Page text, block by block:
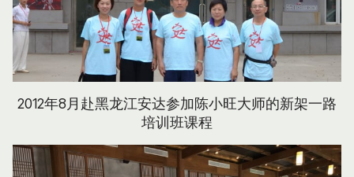
2012年8月赴黑龙江安达参加陈小旺大师的新架一路
培训班课程